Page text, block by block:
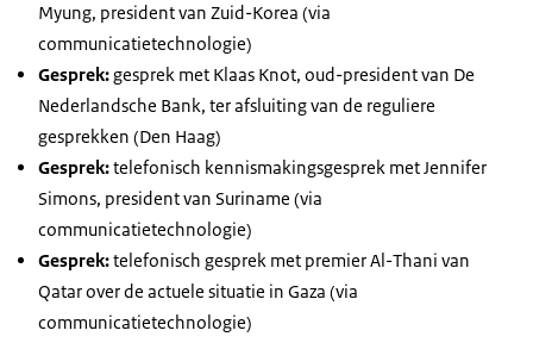
Myung, president van Zuid-Korea (via
communicatietechnologie)
Gesprek:gesprek met Klaas Knot, oud-president van De
Nederlandsche Bank, ter afsluiting van de reguliere
gesprekken (Den Haag)
Gesprek:telefonisch kennismakingsgesprek met Jennifer
Simons, president van Suriname (via
communicatietechnologie)
Gesprek:telefonisch gesprek met premier Al-Thani van
Qatar over de actuele situatie in Gaza (via
communicatietechnologie)